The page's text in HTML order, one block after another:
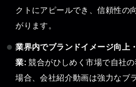
クトにアピールでき、信頼性の
がります。
業界内でブランドイメージ向上
業: 競合がひしめく市場で自社
場合、会社紹介動画は強力なブ